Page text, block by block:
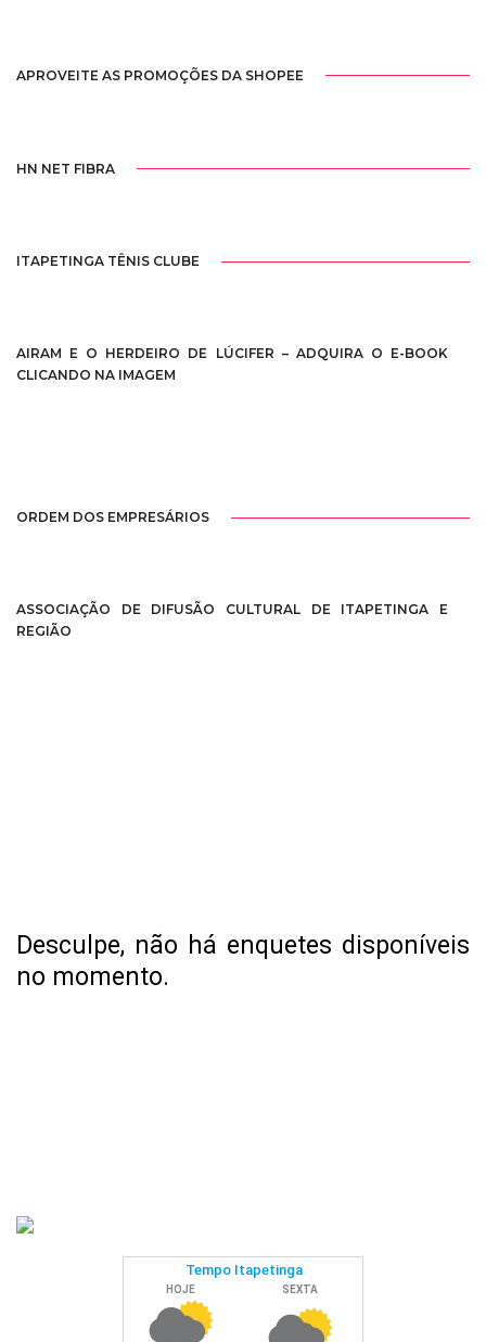
APROVEITE AS PROMOÇÕES DA SHOPEE
HN NET FIBRA
ITAPETINGA TÊNIS CLUBE
AIRAM E O HERDEIRO DE LÚCIFER – ADQUIRA O E-BOOK
CLICANDO NA IMAGEM
ORDEM DOS EMPRESÁRIOS
ASSOCIAÇÃO DE DIFUSÃO CULTURAL DE ITAPETINGA E
REGIÃO
Desculpe, não há enquetes disponíveis
no momento.